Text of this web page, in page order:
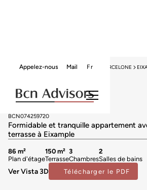
Mail
Appelez-nous Fr
HOME APPARTEMENTS À VENDRE BARCELONE
Vendu
Ver Vista 3D Télécharger le PDF
Appartements à vendre à La Dreta
BCN074259720
Formidable et tranquille appartement
terrasse à Eixample
86 m²
Plan d'étage
150 m²
Terrasse
3
Chambres
2
Salles de bains